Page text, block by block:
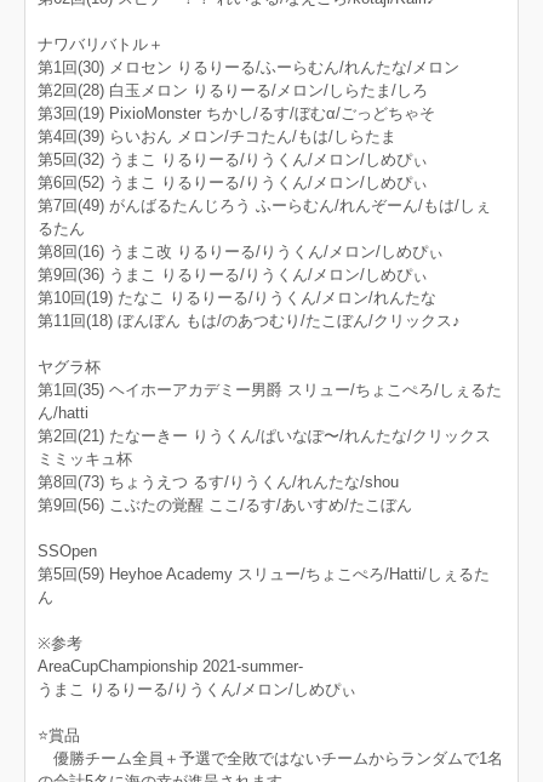
ナワバリバトル＋
第1回(30) メロセン りるりーる/ふーらむん/れんたな/メロン
第2回(28) 白玉メロン りるりーる/メロン/しらたま/しろ
第3回(19) PixioMonster ちかし/るす/ぼむα/ごっどちゃそ
第4回(39) らいおん メロン/チコたん/もは/しらたま
第5回(32) うまこ りるりーる/りうくん/メロン/しめぴぃ
第6回(52) うまこ りるりーる/りうくん/メロン/しめぴぃ
第7回(49) がんばるたんじろう ふーらむん/れんぞーん/もは/しぇ
るたん
第8回(16) うまこ改 りるりーる/りうくん/メロン/しめぴぃ
第9回(36) うまこ りるりーる/りうくん/メロン/しめぴぃ
第10回(19) たなこ りるりーる/りうくん/メロン/れんたな
第11回(18) ぼんぼん もは/のあつむり/たこぼん/クリックス♪
ヤグラ杯
第1回(35) ヘイホーアカデミー男爵 スリュー/ちょこぺろ/しぇるた
ん/hatti
第2回(21) たなーきー りうくん/ぱいなぽ〜/れんたな/クリックス
ミミッキュ杯
第8回(73) ちょうえつ るす/りうくん/れんたな/shou
第9回(56) こぶたの覚醒 ここ/るす/あいすめ/たこぼん
SSOpen
第5回(59) Heyhoe Academy スリュー/ちょこぺろ/Hatti/しぇるた
ん
※参考
AreaCupChampionship 2021-summer-
うまこ りるりーる/りうくん/メロン/しめぴぃ
⭐️賞品
優勝チーム全員＋予選で全敗ではないチームからランダムで1名